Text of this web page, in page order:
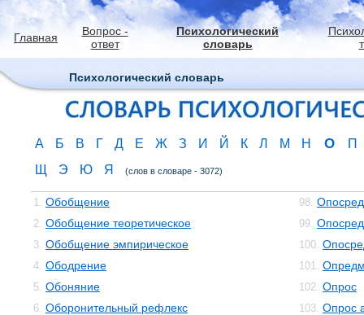
Главная
Вопрос -
ответ
Психологический
словарь
Психологический словарь
А Б В Г Д Е Ж З И Й К Л М Н О
П
Щ
Э Ю Я (слов в словаре - 3072)
1. Обобщение
2. Обобщение теоретическое
3. Обобщение эмпирическое
4. Ободрение
5. Обоняние
6. Оборонительный рефлекс
98.
99.
100.
101.
102. Опрос
103. Опрос